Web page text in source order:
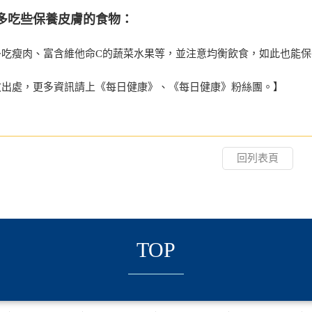
吃些保養皮膚的食物：
瘦肉、富含維他命C的蔬菜水果等，並注意均衡飲食，如此也能
出處，更多資訊請上《每日健康》、《每日健康》粉絲團。】
回列表頁
TOP